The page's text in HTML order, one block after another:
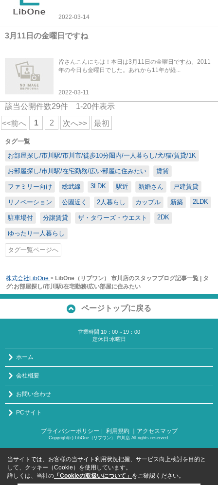
2022-03-14
3月11日の金曜日ですね
皆さんこんにちは！本日は3月11日の金曜日ですね。2011
年の今日も金曜日でした。あれから11年が経...
2022-03-11
該当公開件数29件 1-20件表示
<<前へ 1 2 次へ>> 最初
タグ一覧
お部屋探し/市川駅/市川市/徒歩10分圏内/一人暮らし/犬/猫/賃貸/1K
お部屋探し/市川駅/在宅勤務/広い部屋に住みたい 賃貸
ファミリー向け 総武線 3LDK 駅近 新婚さん 戸建賃貸
リノベーション 公園近く 2人暮らし カップル 新築 2LDK
駐車場付 分譲賃貸 ザ・タワーズ・ウエスト 2DK
ゆったり一人暮らし
タグ一覧ページへ
株式会社LibOne > LibOne（リブワン） 市川店のスタッフブログ記事一覧 | タ
グ:お部屋探し/市川駅/在宅勤務/広い部屋に住みたい
ページトップに戻る
営業時間:10：00～19：00
定休日:水曜日
ホーム
会社概要
お問い合わせ
PCサイト
プライバシーポリシー ｜ 利用規約 ｜アクセスマップ
Copyright(c) LibOne（リブワン） 市川店 All rights reserved.
当サイトでは、お客様の当サイト利用状況把握、サービス向上検討を目的と
して、クッキー（Cookie）を使用しています。
詳しくは、当社の 「Cookieの取扱いについて」 をご確認ください。